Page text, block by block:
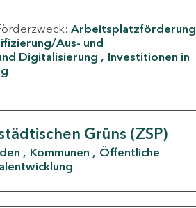
Arbeitsplatzförderung
Aus- und
Digitalisierung
Investitionen in
Grüns (ZSP)
Kommunen
Öffentliche